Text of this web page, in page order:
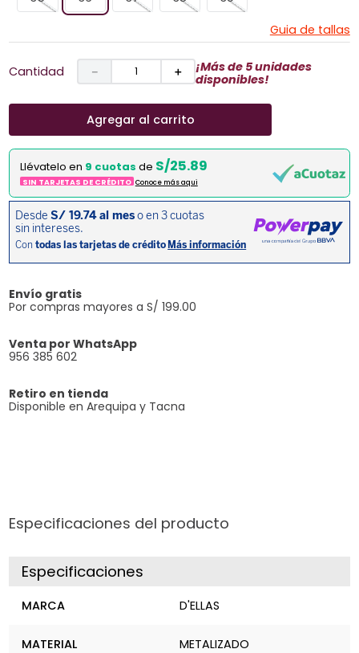
Guia de tallas
Cantidad ＋
－
¡Más de 5 unidades
disponibles!
Agregar al carrito
Llévatelo en 9 cuotas de S/25.89
SIN TARJETAS DE CRÉDITO Conoce más aqui
Envío gratis
Por compras mayores a S/ 199.00
Venta por WhatsApp
956 385 602
Retiro en tienda
Disponible en Arequipa y Tacna
Especificaciones del producto
Especificaciones
MARCA D'ELLAS
MATERIAL METALIZADO